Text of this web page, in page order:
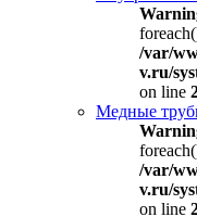
/var/
v.ru/
on line
Медные
/var/
v.ru/
on line